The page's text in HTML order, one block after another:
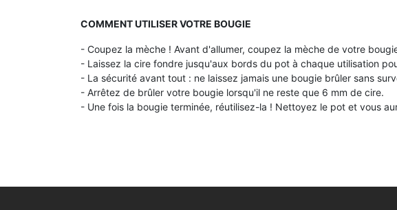
COMMENT UTILISER VOTRE BOUGIE
- Coupez la mèche ! Avant d'allumer, coupez la mèche de votre
- Laissez la cire fondre jusqu'aux bords du pot à chaque utilisation
- La sécurité avant tout : ne laissez jamais une bougie brûler sans
- Arrêtez de brûler votre bougie lorsqu'il ne reste que 6 mm de cire.
- Une fois la bougie terminée, réutilisez-la ! Nettoyez le pot et vous